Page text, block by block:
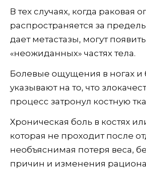
В тех случаях, когда раковая
распространяется за
дает метастазы, могут
«неожиданных» частях тела.
Болевые ощущения в ногах и
указывают на то, что
процесс затронул костную
Хроническая боль в костях
которая не проходит после
необъяснимая потеря веса,
причин и изменения